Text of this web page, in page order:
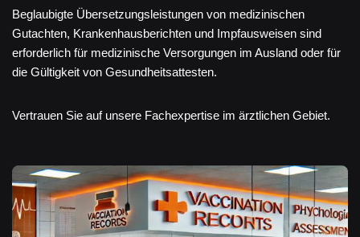
Beglaubigte Übersetzungsleistungen von medizinischen
Gutachten, Krankenhausberichten und Impfausweisen sind
erforderlich für medizinische Versorgungen im Ausland oder für
die Gültigkeit von Gesundheitsattesten.
Vertrauen Sie auf unsere Fachexpertise im ärztlichen Gebiet.